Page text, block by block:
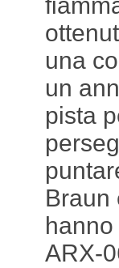
una
un
pista
Braun
ARX-